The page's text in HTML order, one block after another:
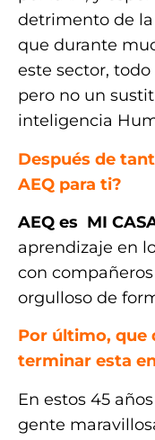
detrimento de
que durante
este sector,
pero no un
inteligencia
Después de
AEQ para ti?
AEQ es MI
aprendizaje en
con
orgulloso de
Por último, que
terminar esta
En estos 45
gente